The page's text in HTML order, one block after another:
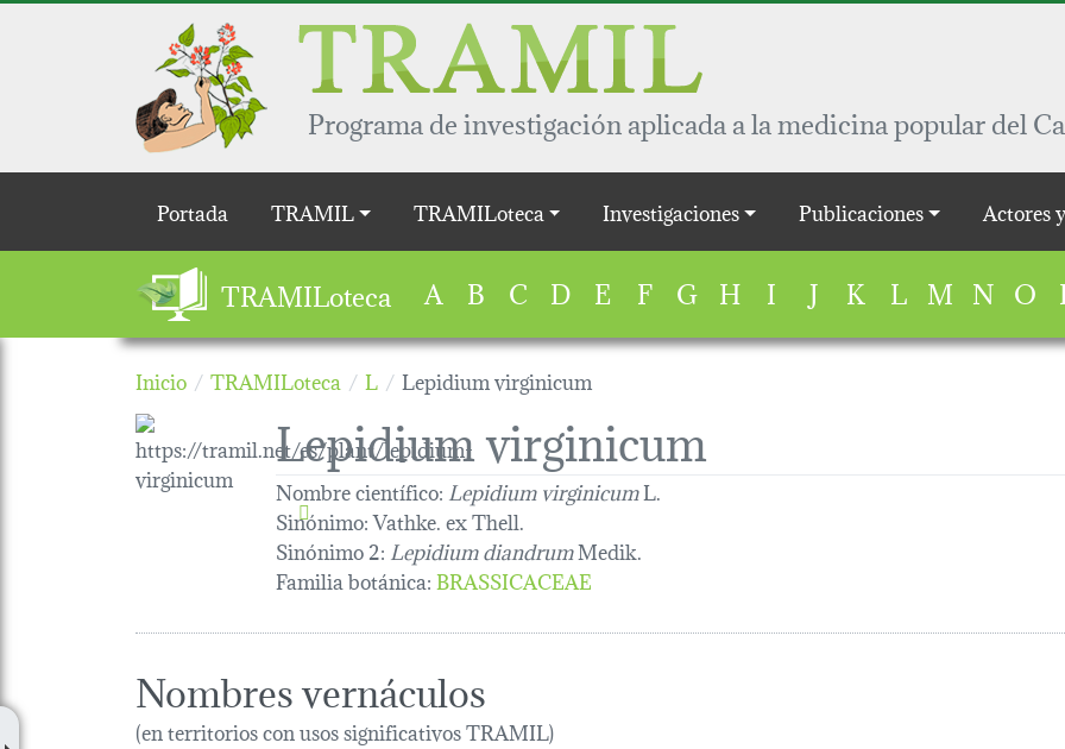
Pasar al contenido principal
Programa de investigación aplicada a la medicina popular del
Main navigation
Portada TRAMIL TRAMILoteca Investigaciones Publicaciones Actores
TRAMILoteca A B C D E F G H I J K L M N O
Inicio TRAMILoteca L Lepidium virginicum
Lepidium virginicum
Nombre científico: Lepidium virginicumL.
Sinónimo:Vathke. ex Thell.
Sinónimo 2: Lepidium diandrumMedik.
Familia botánica:BRASSICACEAE
Nombres vernáculos
(en territorios con usos significativos TRAMIL)